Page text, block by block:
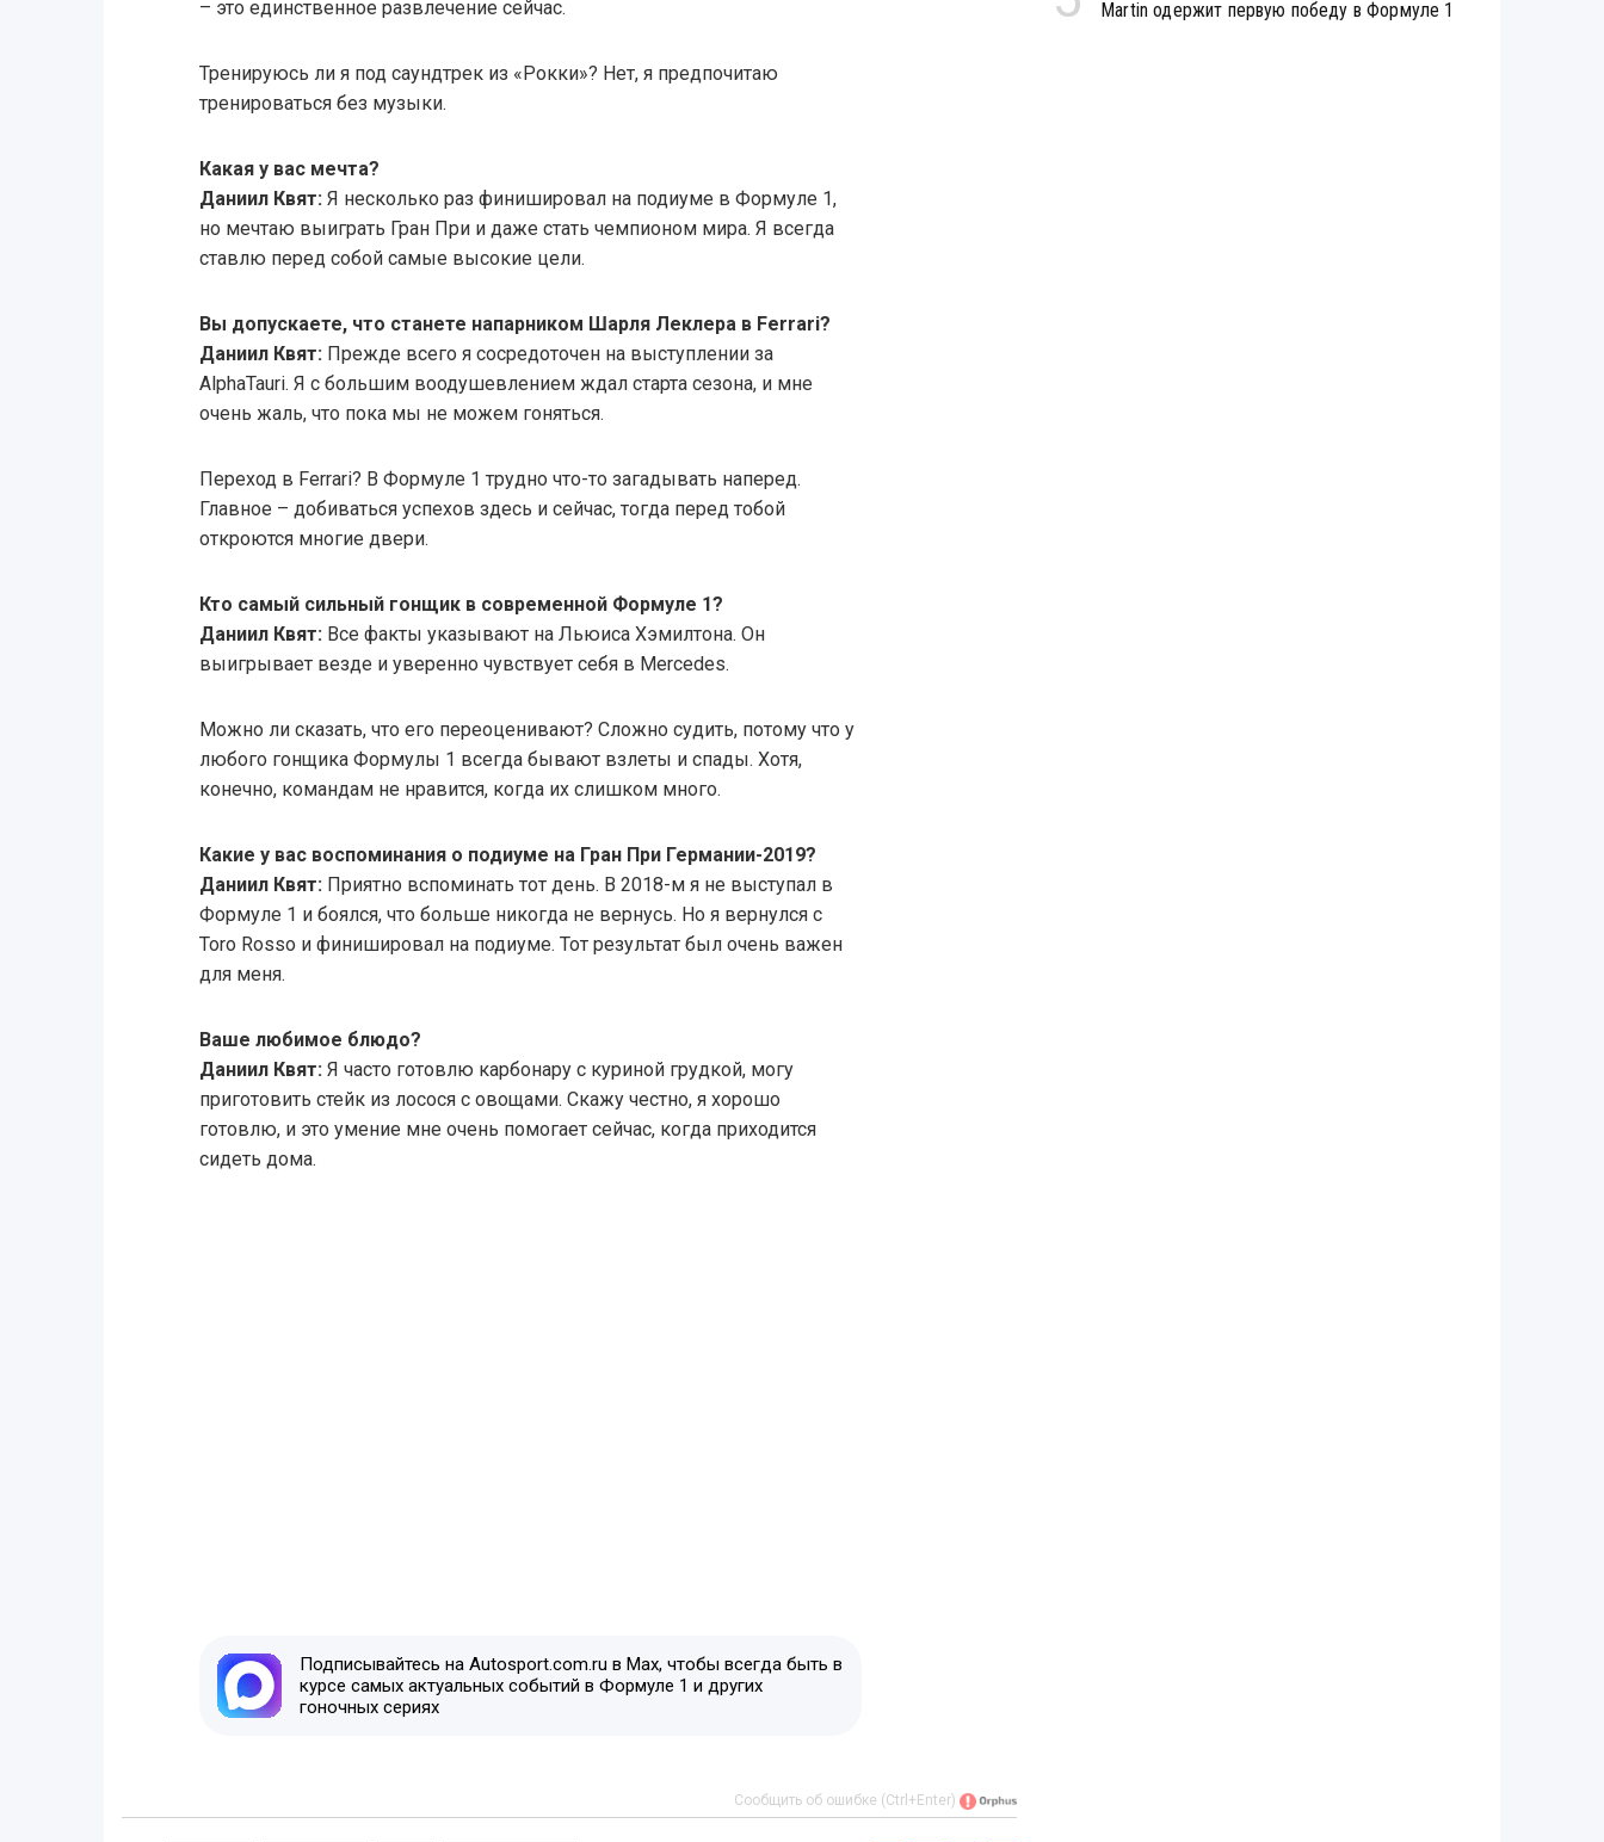
– это единственное развлечение сейчас.
Тренируюсь ли я под саундтрек из «Рокки»? Нет, я предпочитаю
тренироваться без музыки.
Какая у вас мечта?
Даниил Квят:Я несколько раз финишировал на подиуме в Формуле 1,
но мечтаю выиграть Гран При и даже стать чемпионом мира. Я всегда
ставлю перед собой самые высокие цели.
Вы допускаете, что станете напарником Шарля Леклера в Ferrari?
Даниил Квят:Прежде всего я сосредоточен на выступлении за
AlphaTauri. Я с большим воодушевлением ждал старта сезона, и мне
очень жаль, что пока мы не можем гоняться.
Переход в Ferrari? В Формуле 1 трудно что-то загадывать наперед.
Главное – добиваться успехов здесь и сейчас, тогда перед тобой
откроются многие двери.
Кто самый сильный гонщик в современной Формуле 1?
Даниил Квят:Все факты указывают на Льюиса Хэмилтона. Он
выигрывает везде и уверенно чувствует себя в Mercedes.
Можно ли сказать, что его переоценивают? Сложно судить, потому что у
любого гонщика Формулы 1 всегда бывают взлеты и спады. Хотя,
конечно, командам не нравится, когда их слишком много.
Какие у вас воспоминания о подиуме на Гран При Германии-2019?
Даниил Квят:Приятно вспоминать тот день. В 2018-м я не выступал в
Формуле 1 и боялся, что больше никогда не вернусь. Но я вернулся с
Toro Rosso и финишировал на подиуме. Тот результат был очень важен
для меня.
Ваше любимое блюдо?
Даниил Квят:Я часто готовлю карбонару с куриной грудкой, могу
приготовить стейк из лосося с овощами. Скажу честно, я хорошо
готовлю, и это умение мне очень помогает сейчас, когда приходится
сидеть дома.
Подписывайтесь на Autosport.com.ru в Max, чтобы всегда быть в
курсе самых актуальных событий в Формуле 1 и других
гоночных сериях
Сообщить об ошибке (Ctrl+Enter)
Martin одержит первую победу в Формуле 1